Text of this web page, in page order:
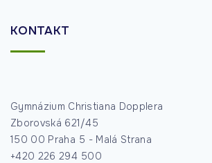
KONTAKT
Gymnázium Christiana Dopplera
Zborovská 621/45
150 00 Praha 5 - Malá Strana
+420 226 294 500